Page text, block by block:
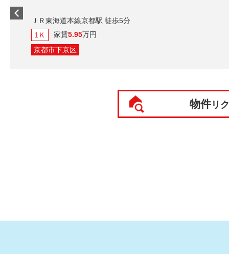
ＪＲ東海道本線京都駅 徒歩5分
1Ｋ
家賃5.95万円
京都市下京区
物件リ